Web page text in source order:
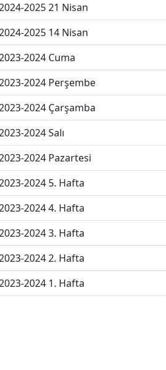
2025 21 Nisan
2025 14 Nisan
2024 Cuma
2024 Perşembe
2024 Çarşamba
2024 Salı
2024 Pazartesi
2024 5. Hafta
2024 4. Hafta
2024 3. Hafta
2024 2. Hafta
2024 1. Hafta